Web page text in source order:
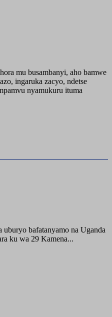
mu busambanyi, aho bamwe
ingaruka zacyo, ndetse
nyamukuru ituma
bafatanyamo na Uganda
ku wa 29 Kamena...